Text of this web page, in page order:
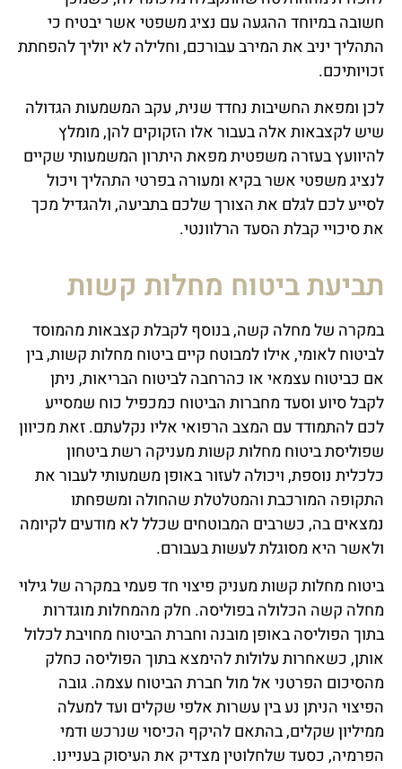
חשובה במיוחד ההגעה עם נציג משפטי אשר יבטיח כי
התהליך יניב את המירב עבורכם, וחלילה לא יוליך להפחתת
זכויותיכם.
לכן ומפאת החשיבות נחדד שנית, עקב המשמעות הגדולה
שיש לקצבאות אלה בעבור אלו הזקוקים להן, מומלץ
להיוועץ בעזרה משפטית מפאת היתרון המשמעותי שקיים
לנציג משפטי אשר בקיא ומעורה בפרטי התהליך ויכול
לסייע לכם לגלם את הצורך שלכם בתביעה, ולהגדיל מכך
את סיכויי קבלת הסעד הרלוונטי.
תביעת ביטוח מחלות קשות
במקרה של מחלה קשה, בנוסף לקבלת קצבאות מהמוסד
לביטוח לאומי, אילו למבוטח קיים ביטוח מחלות קשות, בין
אם כביטוח עצמאי או כהרחבה לביטוח הבריאות, ניתן
לקבל סיוע וסעד מחברות הביטוח כמכפיל כוח שמסייע
לכם להתמודד עם המצב הרפואי אליו נקלעתם. זאת מכיוון
שפוליסת ביטוח מחלות קשות מעניקה רשת ביטחון
כלכלית נוספת, ויכולה לעזור באופן משמעותי לעבור את
התקופה המורכבת והמטלטלת שהחולה ומשפחתו
נמצאים בה, כשרבים המבוטחים שכלל לא מודעים לקיומה
ולאשר היא מסוגלת לעשות בעבורם.
ביטוח מחלות קשות מעניק פיצוי חד פעמי במקרה של גילוי
מחלה קשה הכלולה בפוליסה. חלק מהמחלות מוגדרות
בתוך הפוליסה באופן מובנה וחברת הביטוח מחויבת לכלול
אותן, כשאחרות עלולות להימצא בתוך הפוליסה כחלק
מהסיכום הפרטני אל מול חברת הביטוח עצמה. גובה
הפיצוי הניתן נע בין עשרות אלפי שקלים ועד למעלה
ממיליון שקלים, בהתאם להיקף הכיסוי שנרכש ודמי
הפרמיה, כסעד שלחלוטין מצדיק את העיסוק בעניינו.